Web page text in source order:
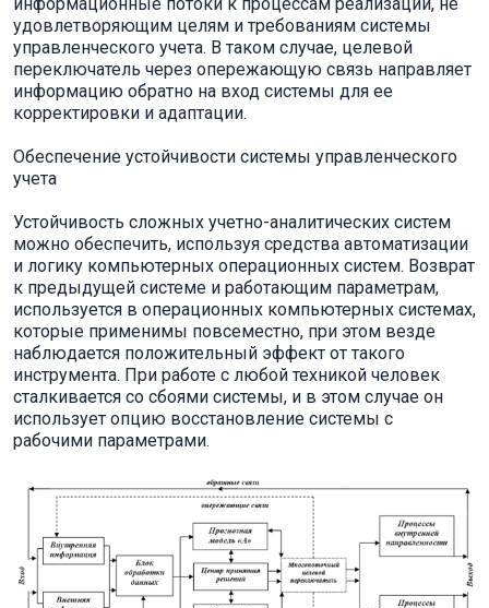
удовлетворяющим целям и требованиям системы
управленческого учета. В таком случае, целевой
переключатель через опережающую связь направляет
информацию обратно на вход системы для ее
корректировки и адаптации.
Обеспечение устойчивости системы управленческого
учета
Устойчивость сложных учетно-аналитических систем
можно обеспечить, используя средства автоматизации
и логику компьютерных операционных систем. Возврат
к предыдущей системе и работающим параметрам,
используется в операционных компьютерных системах,
которые применимы повсеместно, при этом везде
наблюдается положительный эффект от такого
инструмента. При работе с любой техникой человек
сталкивается со сбоями системы, и в этом случае он
использует опцию восстановление системы с
рабочими параметрами.